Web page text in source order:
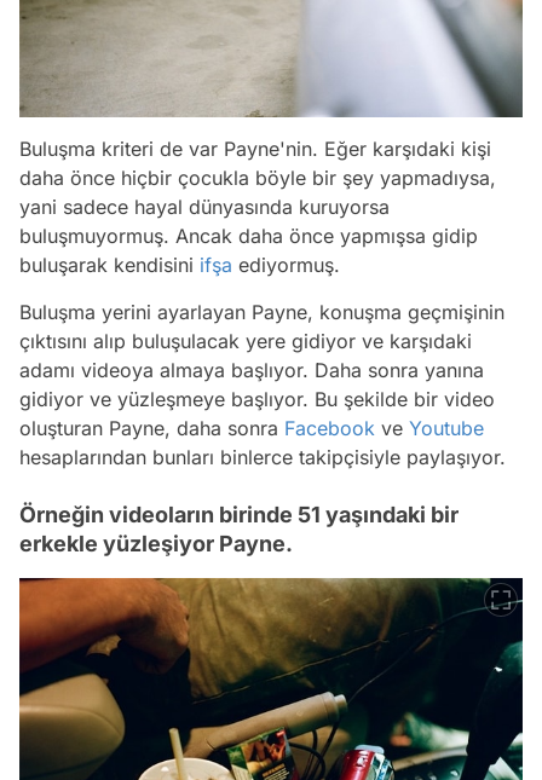
Buluşma kriteri de var Payne'nin. Eğer karşıdaki kişi
daha önce hiçbir çocukla böyle bir şey yapmadıysa,
yani sadece hayal dünyasında kuruyorsa
buluşmuyormuş. Ancak daha önce yapmışsa gidip
buluşarak kendisini ifşa ediyormuş.
Buluşma yerini ayarlayan Payne, konuşma geçmişinin
çıktısını alıp buluşulacak yere gidiyor ve karşıdaki
adamı videoya almaya başlıyor. Daha sonra yanına
gidiyor ve yüzleşmeye başlıyor. Bu şekilde bir video
oluşturan Payne, daha sonra Facebook ve Youtube
hesaplarından bunları binlerce takipçisiyle paylaşıyor.
Örneğin videoların birinde 51 yaşındaki bir
erkekle yüzleşiyor Payne.